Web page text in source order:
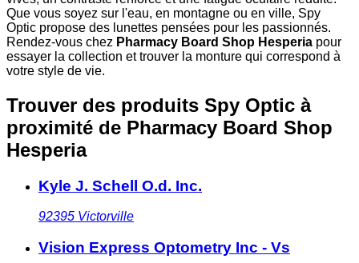
Que vous soyez sur l'eau, en montagne ou en ville, Spy
Optic propose des lunettes pensées pour les passionnés.
Rendez-vous chez Pharmacy Board Shop Hesperia pour
essayer la collection et trouver la monture qui correspond à
votre style de vie.
Trouver des produits Spy Optic à
proximité de Pharmacy Board Shop
Hesperia
Kyle J. Schell O.d. Inc.
92395 Victorville
Vision Express Optometry Inc - Vs